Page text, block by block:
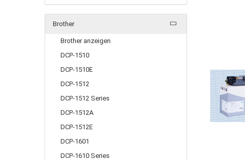
Brother
Brother anzeigen
DCP-1510
DCP-1510E
DCP-1512
DCP-1512 Series
DCP-1512A
DCP-1512E
DCP-1601
DCP-1610 Series